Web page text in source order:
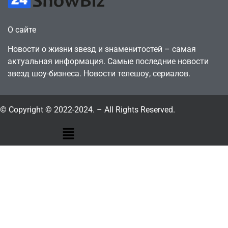
О сайте
Новости о жизни звезд и знаменитостей – самая
актуальная информация. Самые последние новости
звезд шоу-бизнеса. Новости телешоу, сериалов.
© Copyright © 2022-2024. – All Rights Reserved.